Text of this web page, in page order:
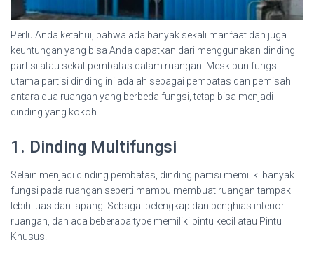
Perlu Anda ketahui, bahwa ada banyak sekali manfaat dan juga
keuntungan yang bisa Anda dapatkan dari menggunakan dinding
partisi atau sekat pembatas dalam ruangan. Meskipun fungsi
utama partisi dinding ini adalah sebagai pembatas dan pemisah
antara dua ruangan yang berbeda fungsi, tetap bisa menjadi
dinding yang kokoh.
1. Dinding Multifungsi
Selain menjadi dinding pembatas, dinding partisi memiliki banyak
fungsi pada ruangan seperti mampu membuat ruangan tampak
lebih luas dan lapang. Sebagai pelengkap dan penghias interior
ruangan, dan ada beberapa type memiliki pintu kecil atau Pintu
Khusus.